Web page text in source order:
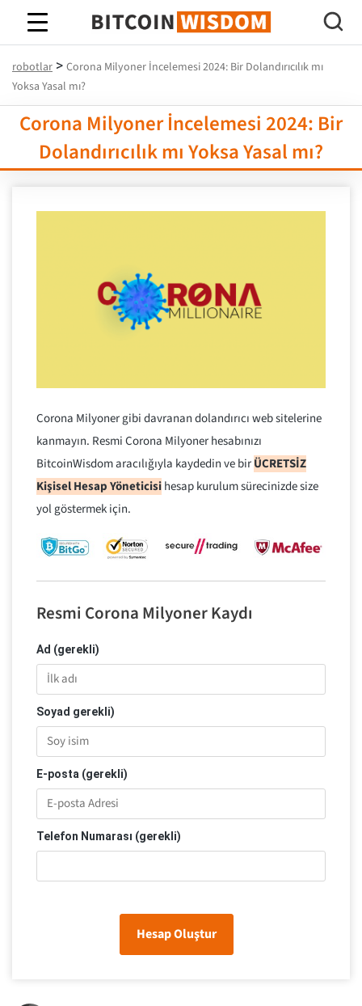
Bitcoin Bilgeliği
robotlar > Corona Milyoner İncelemesi 2024: Bir Dolandırıcılık mı
Yoksa Yasal mı?
Corona Milyoner İncelemesi 2024: Bir
Dolandırıcılık mı Yoksa Yasal mı?
Corona Milyoner gibi davranan dolandırıcı web sitelerine
kanmayın. Resmi Corona Milyoner hesabınızı
BitcoinWisdom aracılığıyla kaydedin ve birÜCRETSİZ
Kişisel Hesap Yöneticisihesap kurulum sürecinizde size
yol göstermek için.
Resmi Corona Milyoner Kaydı
Ad (gerekli)
Soyad gerekli)
E-posta (gerekli)
Telefon Numarası (gerekli)
Hesap Oluştur